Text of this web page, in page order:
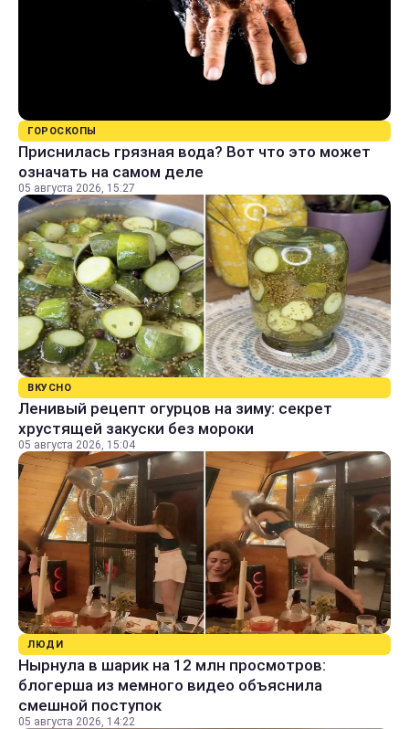
ГОРОСКОПЫ
Приснилась грязная вода? Вот что это может
означать на самом деле
05 августа 2026, 15:27
ВКУСНО
Ленивый рецепт огурцов на зиму: секрет
хрустящей закуски без мороки
05 августа 2026, 15:04
ЛЮДИ
Нырнула в шарик на 12 млн просмотров:
блогерша из мемного видео объяснила
смешной поступок
05 августа 2026, 14:22